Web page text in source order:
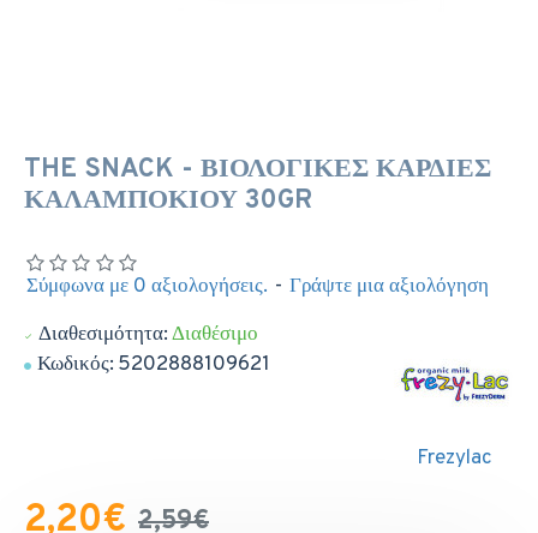
THE SNACK - ΒΙΟΛΟΓΙΚΕΣ ΚΑΡΔΙΕΣ
ΚΑΛΑΜΠΟΚΙΟΥ 30GR
Διαθεσιμότητα:Διαθέσιμο
Κωδικός: 5202888109621
Frezylac
Σύμφωνα με 0 αξιολογήσεις. - Γράψτε μια αξιολόγηση
2,20€ 2,59€